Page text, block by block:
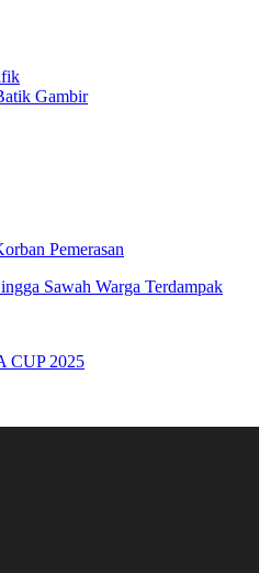
Gambir
Pemerasan
Sawah Warga Terdampak
CUP 2025